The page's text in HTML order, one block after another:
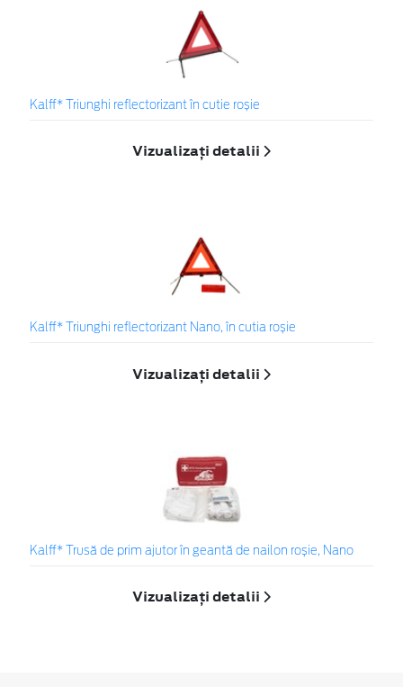
Kalff* Triunghi reflectorizant în cutie roșie
Vizualizați detalii
Kalff* Triunghi reflectorizant Nano, în cutia roșie
Vizualizați detalii
Kalff* Trusă de prim ajutor în geantă de nailon roșie, Nano
Vizualizați detalii